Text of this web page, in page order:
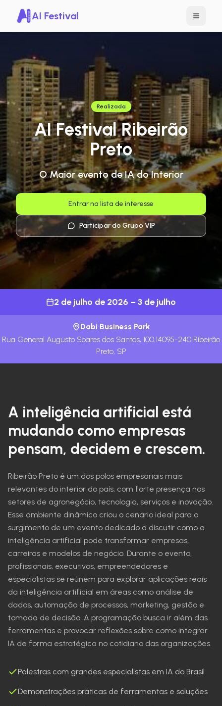
AI Festival
Realizada
AI Festival Ribeirão
Preto
O Maior evento de IA do Interior
Entrar na lista de interesse
Participar do Grupo VIP
2 de julho de 2026 – 3 de julho
Dabi Business Park
Rua General Augusto Soares dos Santos, 100,14095-240 Ribeirão
Preto, SP
A inteligência artificial está
mudando como empresas
pensam, decidem e crescem.
Ribeirão Preto é um dos polos empresariais mais
relevantes do interior do país, com forte presença nos
setores de agronegócio, tecnologia, serviços e inovação.
Esse ambiente dinâmico criou o cenário ideal para o
surgimento de um evento dedicado a discutir como a
inteligência artificial pode transformar empresas,
carreiras e modelos de negócio. Durante o evento,
profissionais, executivos, empreendedores e
especialistas se reúnem para explorar aplicações reais
da inteligência artificial em áreas como análise de
dados, automação de processos, marketing, gestão e
tomada de decisão. A programação busca ir além das
ferramentas e provocar reflexões sobre como integrar
IA de forma estratégica no cotidiano das organizações.
Palestras com grandes especialistas em IA do Brasil
Demonstrações práticas de ferramentas e soluções